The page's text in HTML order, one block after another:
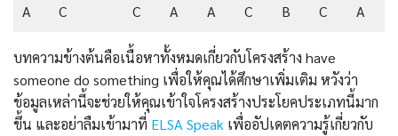
A
C
C
A
A
C
B
C
A
บทความข้างต้นคือเนื้อหาทั้งหมดเกี่ยวกับโครงสร้าง have
someone do something เพื่อให้คุณได้ศึกษาเพิ่มเติม หวังว่า
ข้อมูลเหล่านี้จะช่วยให้คุณเข้าใจโครงสร้างประโยคประเภทนี้มาก
ขึ้น และอย่าลืมเข้ามาที่ ELSA Speak เพื่ออัปเดตความรู้เกี่ยวกับ